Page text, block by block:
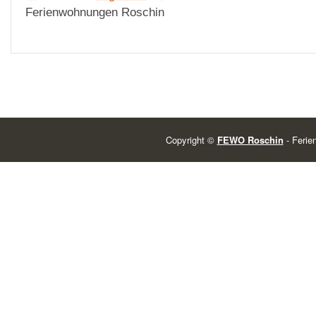
Ferienwohnungen Roschin
Copyright © FEWO Roschin -